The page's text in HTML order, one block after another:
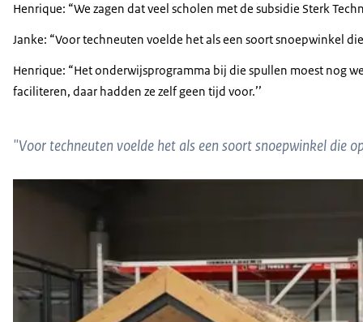
Henrique: “We zagen dat veel scholen met de subsidie Sterk
Janke: “Voor techneuten voelde het als een soort snoepwinkel
Henrique: “Het onderwijsprogramma bij die spullen moest nog
faciliteren, daar hadden ze zelf geen tijd voor.’’
"Voor techneuten voelde het als een soort snoepwinkel die